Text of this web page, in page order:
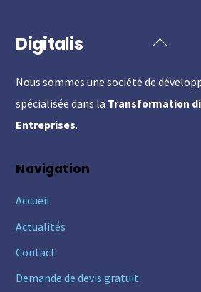
Back
Top
Digitalis
Nous sommes une société de
spécialisée dans la Transformation
Entreprises.
Navigation
Accueil
Actualités
Contact
Demande de devis gratuit